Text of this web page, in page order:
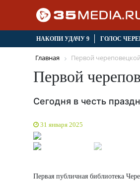
НАКОПИ УДАЧУ 9 ГОЛОС
Главная Первой
Первой
Сегодня в честь
31 января 2025
Первая публичная библиотека